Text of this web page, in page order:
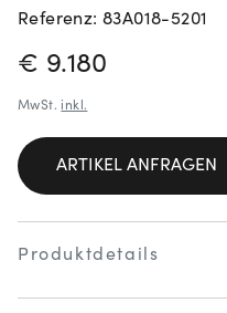
Referenz: 83A018-5201
€ 9.180
MwSt. inkl.
ARTIKEL ANFRAGEN
Produktdetails